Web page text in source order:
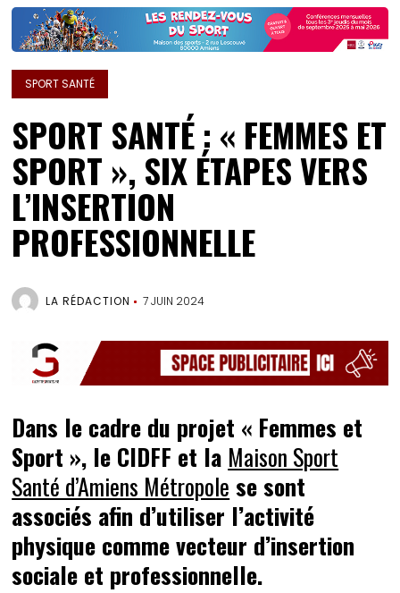
SPORT SANTÉ
SPORT SANTÉ : « FEMMES ET
SPORT », SIX ÉTAPES VERS
L’INSERTION
PROFESSIONNELLE
LA RÉDACTION 7 JUIN 2024
Dans le cadre du projet « Femmes et
Sport », le CIDFF et la Maison Sport
Santé d’Amiens Métropole se sont
associés afin d’utiliser l’activité
physique comme vecteur d’insertion
sociale et professionnelle.